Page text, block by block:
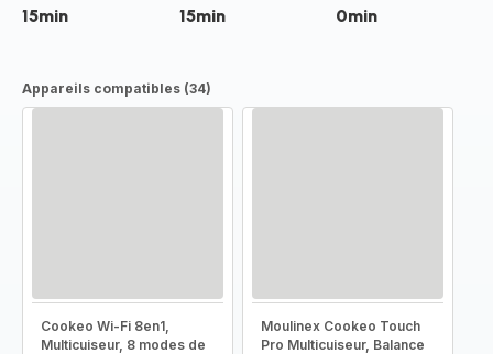
15min 15min 0min
Appareils compatibles (34)
Cookeo Wi-Fi 8en1,
Multicuiseur, 8 modes de
Moulinex Cookeo Touch
Pro Multicuiseur, Balance